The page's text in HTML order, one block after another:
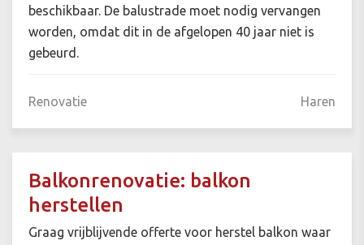
beschikbaar. De balustrade moet nodig vervangen
worden, omdat dit in de afgelopen 40 jaar niet is
gebeurd.
Renovatie Haren
Balkonrenovatie: balkon
herstellen
Graag vrijblijvende offerte voor herstel balkon waar